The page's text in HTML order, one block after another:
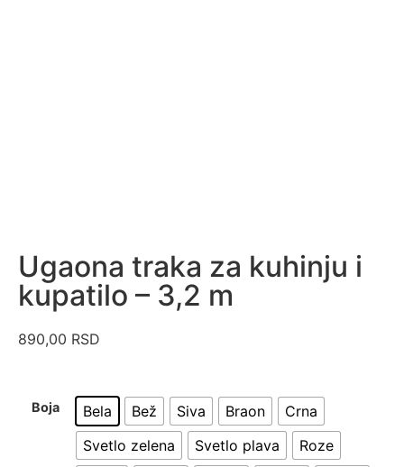
Ugaona traka za kuhinju i
kupatilo – 3,2 m
890,00 RSD
Boja Bela Bež Siva Braon
Crna
Svetlo zelena
Svetlo plava
Roze